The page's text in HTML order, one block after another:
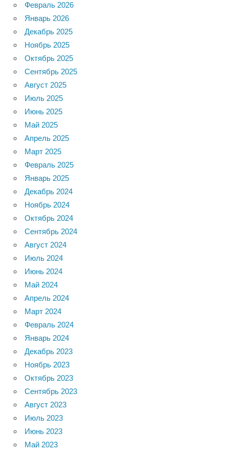
Февраль 2026
Январь 2026
Декабрь 2025
Ноябрь 2025
Октябрь 2025
Сентябрь 2025
Август 2025
Июль 2025
Июнь 2025
Май 2025
Апрель 2025
Март 2025
Февраль 2025
Январь 2025
Декабрь 2024
Ноябрь 2024
Октябрь 2024
Сентябрь 2024
Август 2024
Июль 2024
Июнь 2024
Май 2024
Апрель 2024
Март 2024
Февраль 2024
Январь 2024
Декабрь 2023
Ноябрь 2023
Октябрь 2023
Сентябрь 2023
Август 2023
Июль 2023
Июнь 2023
Май 2023